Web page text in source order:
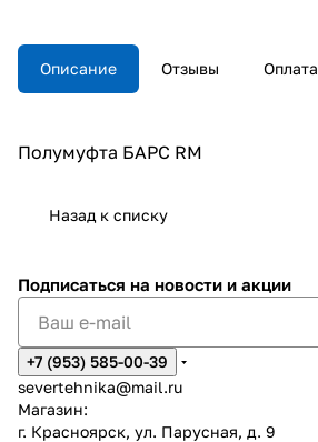
Описание Отзывы Оплата
Полумуфта БАРС RM
Назад к списку
Подписаться на новости и акции
+7 (953) 585-00-39
severtehnika@mail.ru
Магазин:
г. Красноярск, ул. Парусная, д. 9